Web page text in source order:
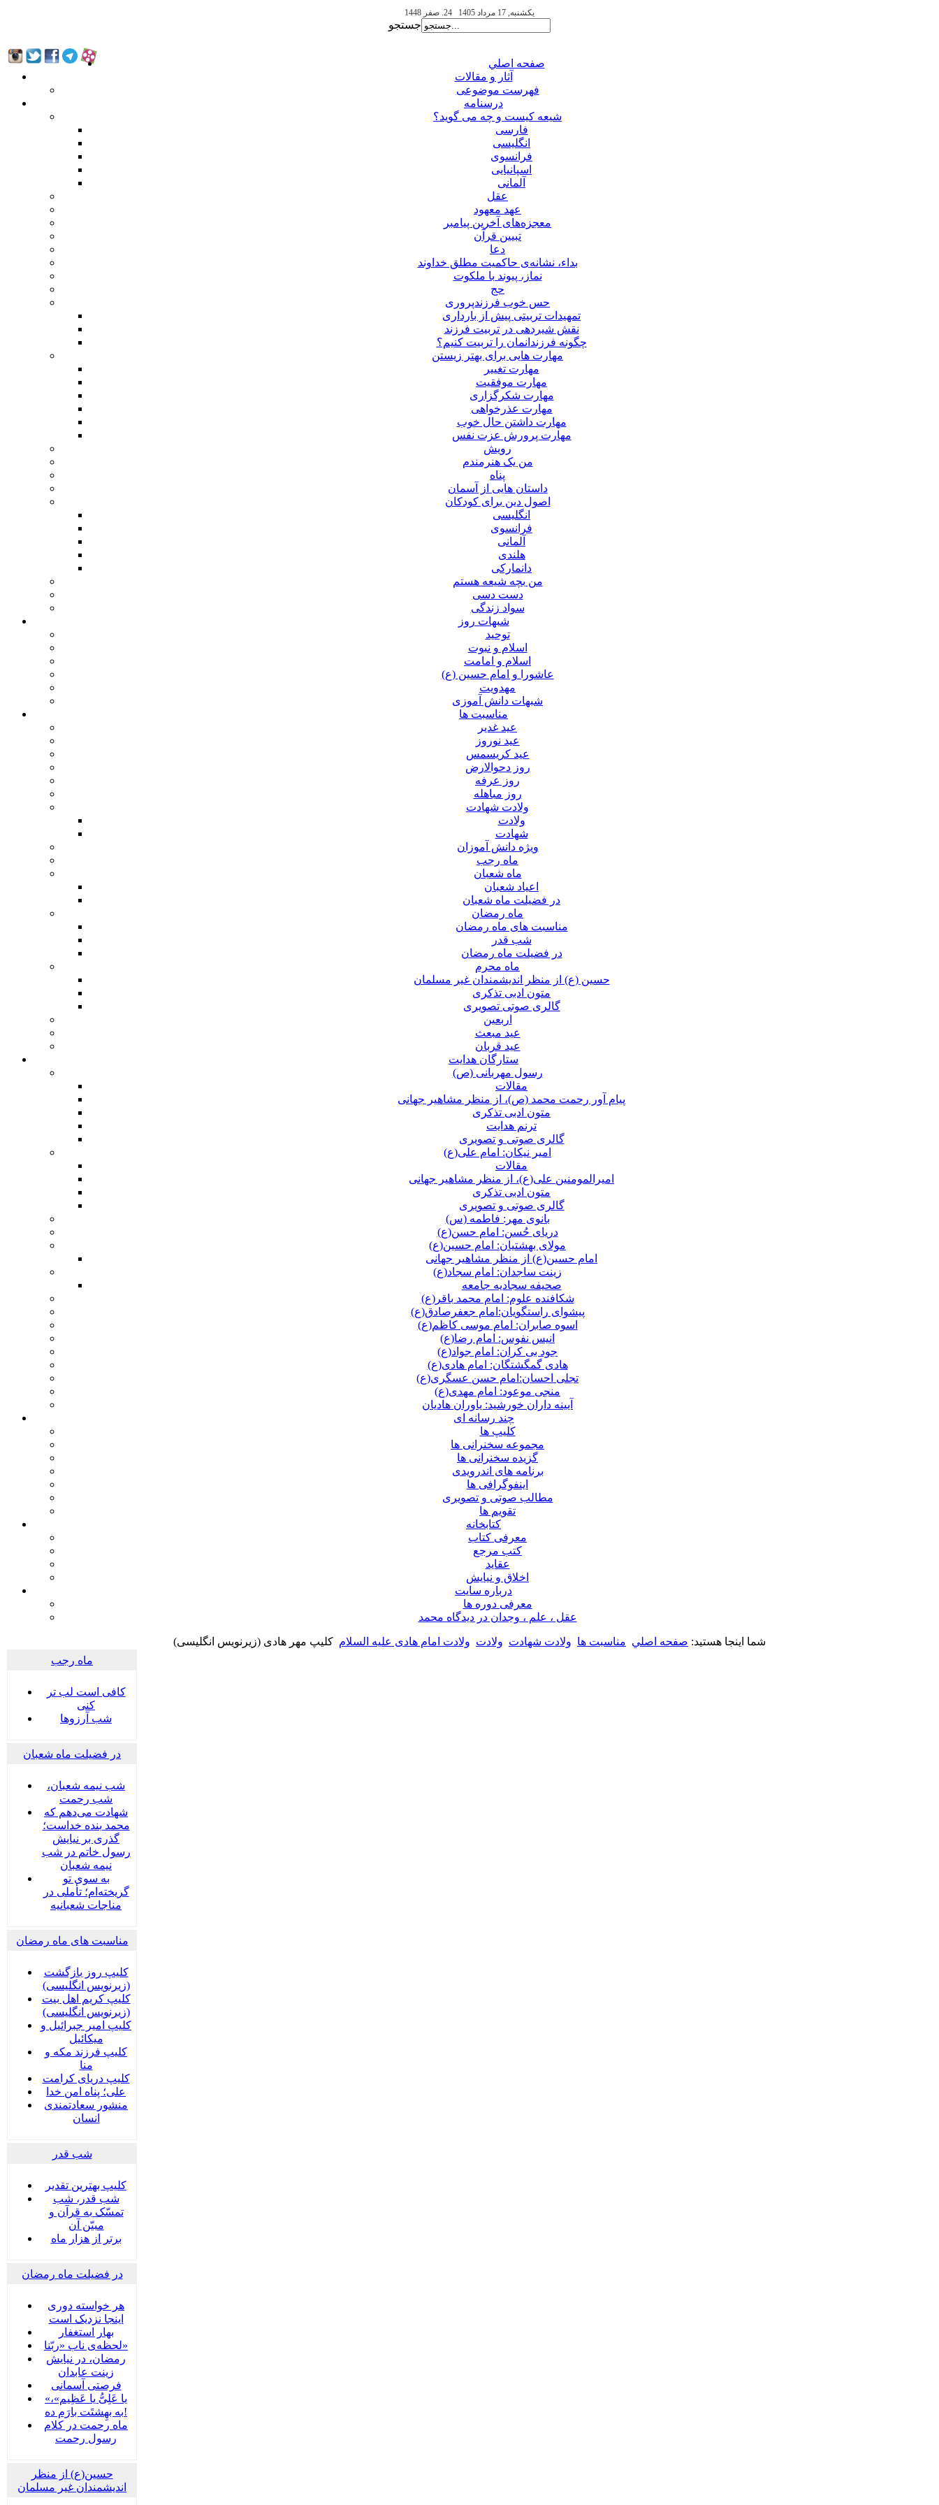
یکشنبه, 17 مرداد 1405
جستجو
صفحه اصلي
آثار و مقالات
فهرست موضوعی
درسنامه
شیعه کیست و چه می گوید؟
فارسی
انگلیسی
فرانسوی
اسپانیایی
آلمانی
عقل
عهد معهود
معجزه‌های آخرین پیامبر
تبيين قرآن
دعا
بداء، نشانه‌ی حاکمیت مطلق خداوند
نماز، پیوند با ملکوت
حج
حس خوب فرزندپروری
تمهیدات تربیتی پیش از بارداری
نقش شیردهی در تربیت فرزند
چگونه فرزندانمان را تربیت کنیم؟
مهارت هایی برای بهتر زیستن
مهارت تغییر
مهارت موفقیت
مهارت شکرگزاری
مهارت عذرخواهی
مهارت داشتن حال خوب
مهارت پرورش عزت نفس
رویش
من یک هنرمندم
پناه
داستان هایی از آسمان
اصول دین برای کودکان
انگلیسی
فرانسوی
آلمانی
هلندی
دانمارکی
من بچه شیعه هستم
دست دسی
سواد زندگی
شبهات روز
توحید
اسلام و نبوت
اسلام و امامت
عاشورا و امام حسین (ع)
مهدویت
شبهات دانش آموزی
مناسبت ها
عید غدير
عید نوروز
عید کریسمس
روز دحوالارض
روز عرفه
روز مباهله
ولادت شهادت
ولادت
شهادت
ویژه دانش آموزان
ماه رجب
ماه شعبان
اعیاد شعبان
در فضیلت ماه شعبان
ماه رمضان
مناسبت های ماه رمضان
شب قدر
در فضیلت ماه رمضان
ماه محرم
حسین (ع) از منظر اندیشمندان غیر مسلمان
متون ادبی تذکری
گالری صوتی تصویری
اربعین
عید مبعث
عید قربان
ستارگان هدایت
رسول مهربانی (ص)
مقالات
پیام آور رحمت محمد (ص)، از منظر مشاهیر جهانی
متون ادبی تذکری
ترنم هدایت
گالری صوتی و تصویری
امیر نیکان: امام علی(ع)
مقالات
امیرالمومنین علی(ع)، از منظر مشاهیر جهانی
متون ادبی تذکری
گالری صوتی و تصویری
بانوی مهر: فاطمه (س)
دریای حُسن: امام حسن(ع)
مولای بهشتیان: امام حسین(ع)
امام حسین(ع) از منظر مشاهیر جهانی
زینت ساجدان: امام سجاد(ع)
صحیفه سجادیه جامعه
شکافنده علوم: امام محمد باقر(ع)
پیشوای راستگویان:امام جعفرصادق(ع)
اسوه صابران: امام موسی کاظم(ع)
انیس نفوس: امام رضا(ع)
جود بی کران: امام جواد(ع)
هادی گمگشتگان: امام هادی(ع)
تجلی احسان:امام حسن عسگری(ع)
منجی موعود: امام مهدی(ع)
آیینه داران خورشید: یاوران هادیان
چند رسانه ای
کلیپ ها
مجموعه سخنرانی ها
گزیده سخنرانی ها
برنامه های اندرویدی
اینفوگرافی ها
مطالب صوتی و تصویری
تقویم ها
كتابخانه
معرفی کتاب
کتب مرجع
عقاید
اخلاق و نیایش
درباره سايت
معرفی دوره ها
عقل ، علم ، وجدان در ديدگاه محمد
شما اینجا هستید: صفحه اصلي مناسبت ها ولادت شهادت ولادت ولادت امام هادی علیه السلام کلیپ مهر هادی (زیرنویس انگلیسی)
ماه رجب
کافی است لب تر
کنی
شب آرزوها
در فضیلت ماه شعبان
شب نیمه شعبان،
شب رحمت
شهادت می‌دهم که
محمد بنده خداست؛
گذری بر نیایش
رسول خاتم در شب
نیمه شعبان
به سوی تو
گریخته‌ام؛ تأملی در
مناجات شعبانیه
مناسبت های ماه رمضان
کلیپ روز بازگشت
(زیرنویس انگلیسی)
کلیپ کریم اهل بیت
(زیرنویس انگلیسی)
کلیپ امیر جبرائیل و
میکائیل
کلیپ فرزند مکه و
منا
کلیپ دریای کرامت
علی؛ پناه امن خدا
منشور سعادتمندی
انسان
شب قدر
کلیپ بهترین تقدیر
شب قدر، شب
تمسّک به قرآن و
مبیّن آن
برتر از هزار ماه
در فضیلت ماه رمضان
هر خواسته دوری
اینجا نزدیک است
بهار استغفار
لحظه‌ی ناب «ربّنا»
رمضان، در نیایش
زینت عابدان
فرصتی آسمانی
«یا عَلِیُّ یا عَظِیم»،
به بهِشتَت بارَم ده!
ماه رحمت در کلام
رسول رحمت
حسین(ع) از منظر
اندیشمندان غیر مسلمان